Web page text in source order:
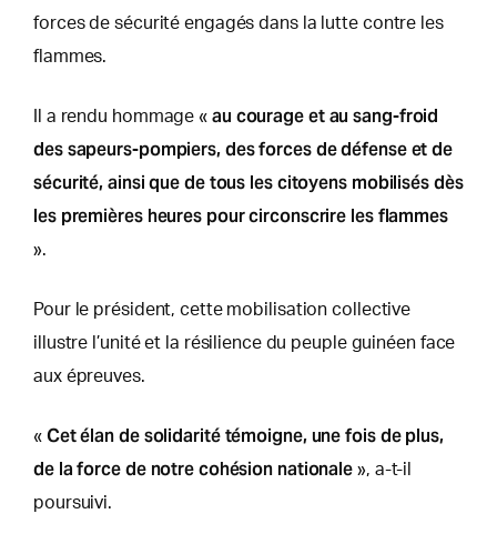
forces de sécurité engagés dans la lutte contre les
flammes.
Il a rendu hommage « au courage et au sang-froid
des sapeurs-pompiers, des forces de défense et de
sécurité, ainsi que de tous les citoyens mobilisés dès
les premières heures pour circonscrire les flammes
».
Pour le président, cette mobilisation collective
illustre l’unité et la résilience du peuple guinéen face
aux épreuves.
« Cet élan de solidarité témoigne, une fois de plus,
de la force de notre cohésion nationale », a-t-il
poursuivi.